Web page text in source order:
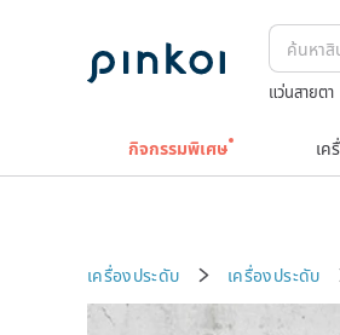
แว่นสายตา
กิจกรรมพิเศษ เค
เครื่องประดับ เครื่องประดับ